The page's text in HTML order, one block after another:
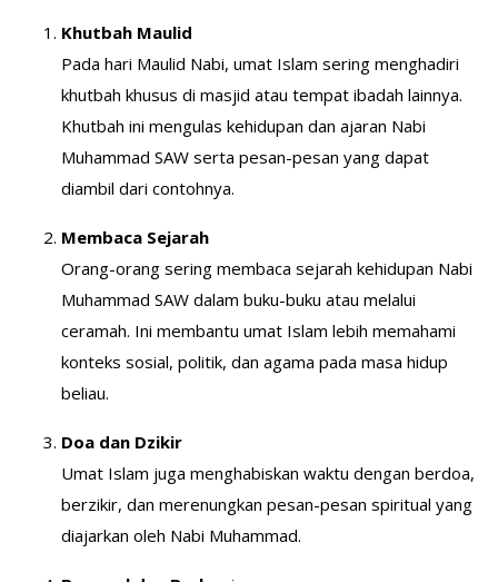
Khutbah Maulid
Pada hari Maulid Nabi, umat Islam sering menghadiri
khutbah khusus di masjid atau tempat ibadah lainnya.
Khutbah ini mengulas kehidupan dan ajaran Nabi
Muhammad SAW serta pesan-pesan yang dapat
diambil dari contohnya.
Membaca Sejarah
Orang-orang sering membaca sejarah kehidupan Nabi
Muhammad SAW dalam buku-buku atau melalui
ceramah. Ini membantu umat Islam lebih memahami
konteks sosial, politik, dan agama pada masa hidup
beliau.
Doa dan Dzikir
Umat Islam juga menghabiskan waktu dengan berdoa,
berzikir, dan merenungkan pesan-pesan spiritual yang
diajarkan oleh Nabi Muhammad.